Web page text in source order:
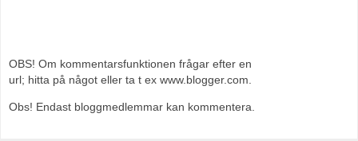
OBS! Om kommentarsfunktionen frågar efter en
url; hitta på något eller ta t ex www.blogger.com.
Obs! Endast bloggmedlemmar kan kommentera.